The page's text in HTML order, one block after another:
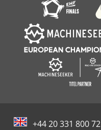
+44 20 331 800 72